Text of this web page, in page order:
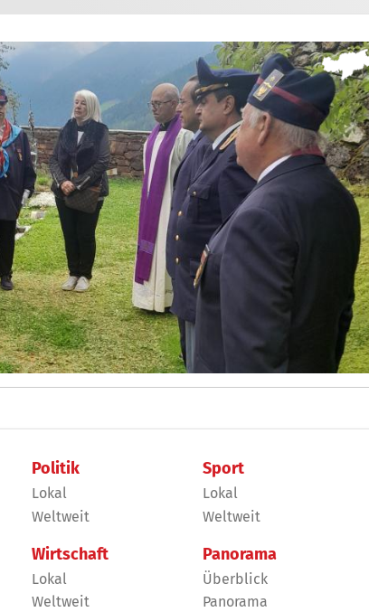
Politik
Lokal
Weltweit
Wirtschaft
Lokal
Weltweit
Sport
Lokal
Weltweit
Panorama
Überblick
Panorama